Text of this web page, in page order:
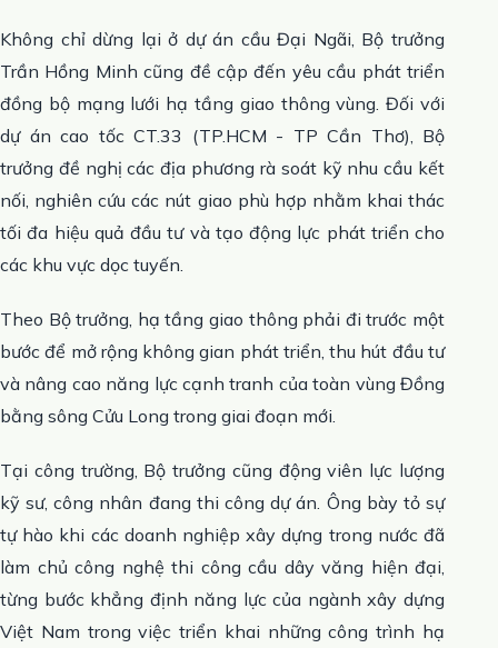
Không chỉ dừng lại ở dự án cầu Đại Ngãi, Bộ trưởng
Trần Hồng Minh cũng đề cập đến yêu cầu phát triển
đồng bộ mạng lưới hạ tầng giao thông vùng. Đối với
dự án cao tốc CT.33 (TP.HCM - TP Cần Thơ), Bộ
trưởng đề nghị các địa phương rà soát kỹ nhu cầu kết
nối, nghiên cứu các nút giao phù hợp nhằm khai thác
tối đa hiệu quả đầu tư và tạo động lực phát triển cho
các khu vực dọc tuyến.
Theo Bộ trưởng, hạ tầng giao thông phải đi trước một
bước để mở rộng không gian phát triển, thu hút đầu tư
và nâng cao năng lực cạnh tranh của toàn vùng Đồng
bằng sông Cửu Long trong giai đoạn mới.
Tại công trường, Bộ trưởng cũng động viên lực lượng
kỹ sư, công nhân đang thi công dự án. Ông bày tỏ sự
tự hào khi các doanh nghiệp xây dựng trong nước đã
làm chủ công nghệ thi công cầu dây văng hiện đại,
từng bước khẳng định năng lực của ngành xây dựng
Việt Nam trong việc triển khai những công trình hạ